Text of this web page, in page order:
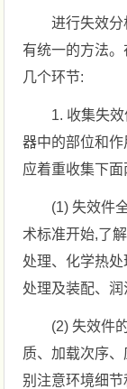
进行失效
有统一的方法
几个环节:
1. 收集失
器中的部位和
应着重收集下
(1) 失效件
术标准开始,了
处理、化学热
处理及装配、润
(2) 失效件
质、加载次序
别注意环境细